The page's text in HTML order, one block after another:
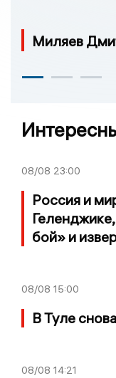
Миляев
08/08 23:00
Россия и
бой» и
08/08 15:00
В Туле
08/08 14:21